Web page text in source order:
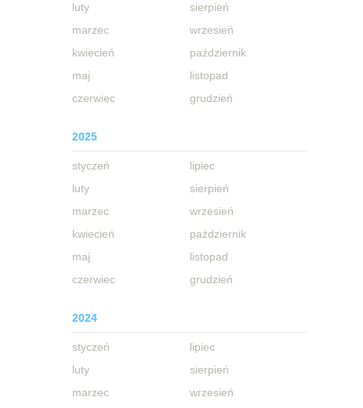
luty
marzec
kwiecień
maj
czerwiec
sierpień
wrzesień
październik
listopad
grudzień
2025
styczeń
luty
marzec
kwiecień
maj
czerwiec
lipiec
sierpień
wrzesień
październik
listopad
grudzień
2024
styczeń
luty
marzec
lipiec
sierpień
wrzesień